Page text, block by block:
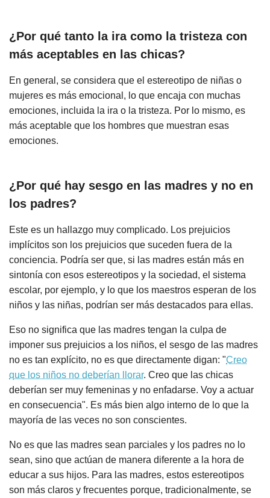
¿Por qué tanto la ira como la tristeza con
más aceptables en las chicas?
En general, se considera que el estereotipo de niñas o
mujeres es más emocional, lo que encaja con muchas
emociones, incluida la ira o la tristeza. Por lo mismo, es
más aceptable que los hombres que muestran esas
emociones.
¿Por qué hay sesgo en las madres y no en
los padres?
Este es un hallazgo muy complicado. Los prejuicios
implícitos son los prejuicios que suceden fuera de la
conciencia. Podría ser que, si las madres están más en
sintonía con esos estereotipos y la sociedad, el sistema
escolar, por ejemplo, y lo que los maestros esperan de los
niños y las niñas, podrían ser más destacados para ellas.
Eso no significa que las madres tengan la culpa de
imponer sus prejuicios a los niños, el sesgo de las madres
no es tan explícito, no es que directamente digan: "Creo
que los niños no deberían llorar. Creo que las chicas
deberían ser muy femeninas y no enfadarse. Voy a actuar
en consecuencia". Es más bien algo interno de lo que la
mayoría de las veces no son conscientes.
No es que las madres sean parciales y los padres no lo
sean, sino que actúan de manera diferente a la hora de
educar a sus hijos. Para las madres, estos estereotipos
son más claros y frecuentes porque, tradicionalmente, se